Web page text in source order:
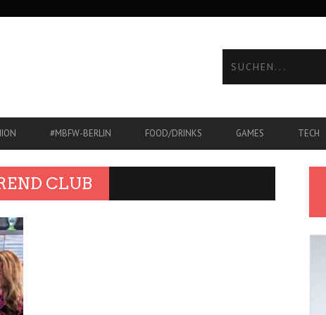
#MBFW-BERLIN FOOD/DRINKS GAMES TECH
CLUB